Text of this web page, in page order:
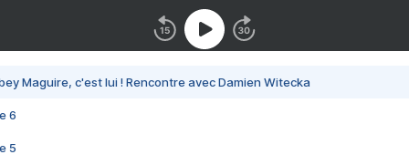
Maguire, c'est lui ! Rencontre avec Damien Witecka
6
5